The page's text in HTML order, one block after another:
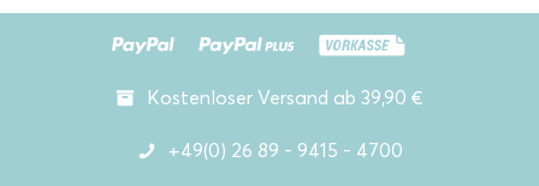
Kostenloser Versand ab 39,90 €
+49(0) 26 89 - 9415 - 4700